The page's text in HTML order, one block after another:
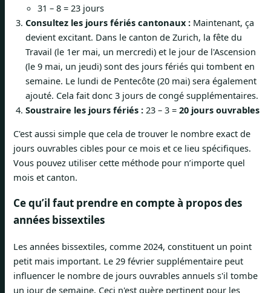
31 – 8 = 23 jours
Consultez les jours fériés cantonaux : Maintenant, ça
devient excitant. Dans le canton de Zurich, la fête du
Travail (le 1er mai, un mercredi) et le jour de l'Ascension
(le 9 mai, un jeudi) sont des jours fériés qui tombent en
semaine. Le lundi de Pentecôte (20 mai) sera également
ajouté. Cela fait donc 3 jours de congé supplémentaires.
Soustraire les jours fériés : 23 – 3 = 20 jours ouvrables
C'est aussi simple que cela de trouver le nombre exact de
jours ouvrables cibles pour ce mois et ce lieu spécifiques.
Vous pouvez utiliser cette méthode pour n’importe quel
mois et canton.
Ce qu’il faut prendre en compte à propos des
années bissextiles
Les années bissextiles, comme 2024, constituent un point
petit mais important. Le 29 février supplémentaire peut
influencer le nombre de jours ouvrables annuels s'il tombe
un jour de semaine. Ceci n'est guère pertinent pour les